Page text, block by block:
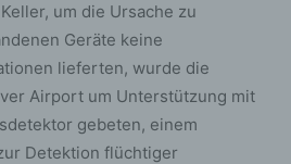
um die Ursache zu
Geräte keine
lieferten, wurde die
Airport um Unterstützung mit
gebeten, einem
Detektion flüchtiger